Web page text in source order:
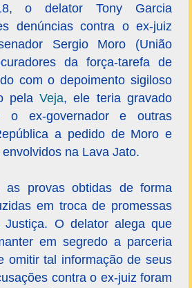
o delator Tony Garcia
denúncias contra o ex-juiz
Sergio Moro (União
da força-tarefa de
com o depoimento sigiloso
pelaVeja, ele teria gravado
o ex-governador e outras
a pedido de Moro e
na Lava Jato.
as provas obtidas de forma
em troca de promessas
O delator alega que
em segredo a parceria
omitir tal informação de seus
contra o ex-juiz foram